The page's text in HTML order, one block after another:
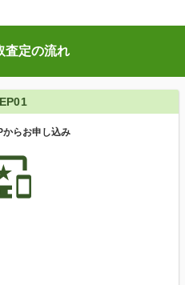
査定の流れ
からお申し込み